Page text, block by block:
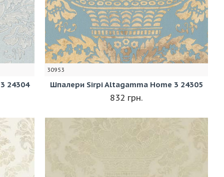
24304
30953
Шпалери Sirpi Altagamma Home 3 24305
832 грн.